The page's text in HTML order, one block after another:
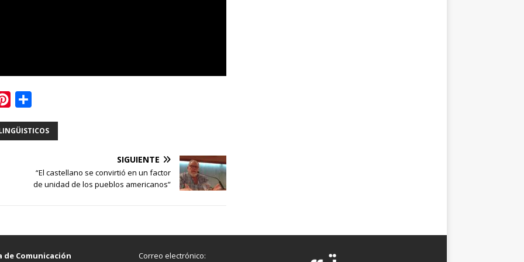
n
m
r
SIGUIENTE
“El castellano se convirtió en un factor
de unidad de los pueblos americanos”
de Comunicación Correo electrónico: